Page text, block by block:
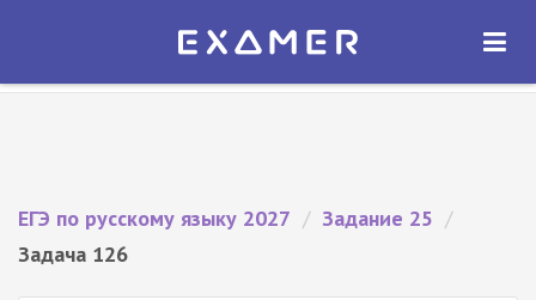
Экзамер — ЕГЭ 2027
ОТКРЫТЬ
ЕГЭ по русскому языку 2027 / Задание 25 /
Задача 126